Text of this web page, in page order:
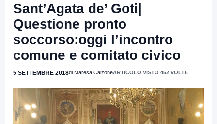
Sant’Agata de’ Goti|
Questione pronto
soccorso:oggi l’incontro
comune e comitato civico
5 SETTEMBRE 2018di Maresa CalzoneARTICOLO VISTO 452 VOLTE